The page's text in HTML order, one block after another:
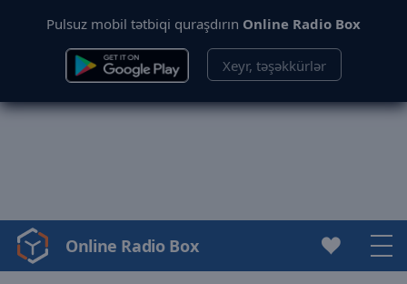
Pulsuz mobil tətbiqi quraşdırın Online Radio Box
Xeyr, təşəkkürlər
Video
Player
Online Radio Box